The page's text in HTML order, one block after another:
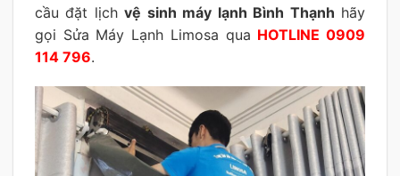
cầu đặt lịchvệ sinh máy lạnh Bình Thạnh hãy
gọi Sửa Máy Lạnh Limosa qua HOTLINE 0909
114 796.